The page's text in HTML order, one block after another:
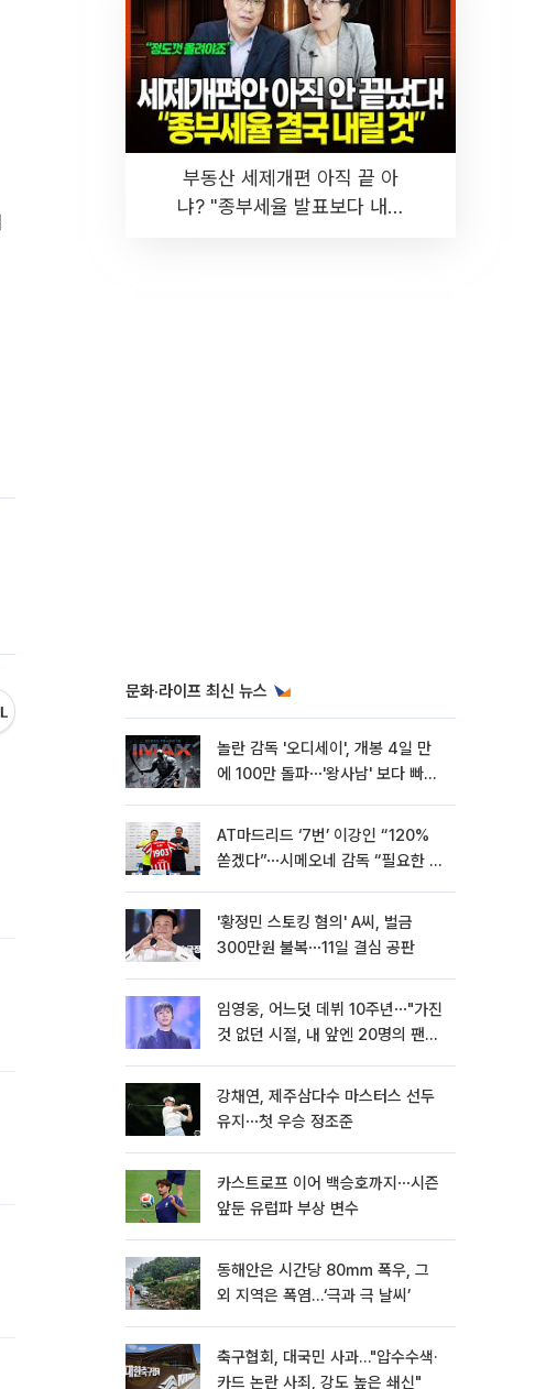
부동산 세제개편 아직 끝 아
냐? "종부세율 발표보다 내릴
문화·라이프 최신 뉴스
놀란 감독 '오디세이', 개봉 4일 만
에 100만 돌파⋯'왕사남' 보다 빠르
AT마드리드 ‘7번’ 이강인 “120%
쏟겠다”⋯시메오네 감독 “필요한 선
'황정민 스토킹 혐의' A씨, 벌금
300만원 불복⋯11일 결심 공판
임영웅, 어느덧 데뷔 10주년⋯"가진
것 없던 시절, 내 앞엔 20명의 팬
강채연, 제주삼다수 마스터스 선두
유지⋯첫 우승 정조준
카스트로프 이어 백승호까지⋯시즌
앞둔 유럽파 부상 변수
동해안은 시간당 80㎜ 폭우, 그
외 지역은 폭염…‘극과 극 날씨’
축구협회, 대국민 사과…"압수수색·
카드 논란 사죄, 강도 높은 쇄신"